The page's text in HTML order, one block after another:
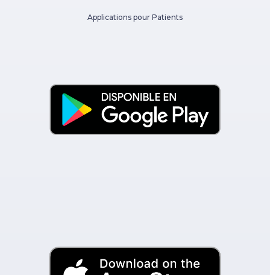
Applications pour Patients